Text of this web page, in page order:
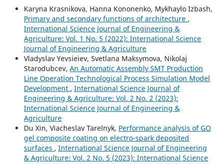
Karyna Krasnikova, Hanna Kononenko, Mykhaylo Izbash,
Primary and secondary functions of architecture ,
International Science Journal of Engineering &
Agriculture: Vol. 1 No. 5 (2022): International Science
Journal of Engineering & Agriculture
Vladyslav Yevsieiev, Svetlana Maksymova, Nikolaj
Starodubcev, An Automatic Assembly SMT Production
Line Operation Technological Process Simulation Model
Development , International Science Journal of
Engineering & Agriculture: Vol. 2 No. 2 (2023):
International Science Journal of Engineering &
Agriculture
Du Xin, Viacheslav Tarelnyk, Performance analysis of GO
gel composite coating on electro-spark deposited
surfaces , International Science Journal of Engineering
& Agriculture: Vol. 2 No. 5 (2023): International Science